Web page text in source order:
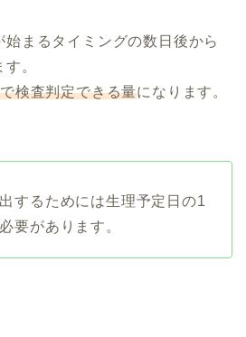
始まるタイミングの数日後から
。
検査判定できる量になります。
するためには生理予定日の1
要があります。